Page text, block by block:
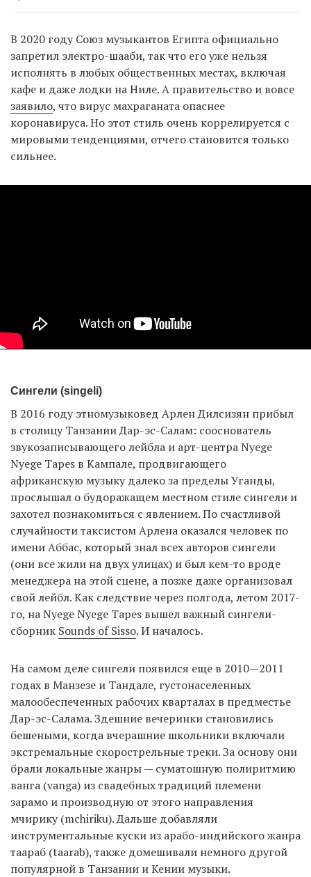
В 2020 году Союз музыкантов Египта официально
запретил электро-шааби, так что его уже нельзя
исполнять в любых общественных местах, включая
кафе и даже лодки на Ниле. А правительство и вовсе
заявило, что вирус махраганата опаснее
коронавируса. Но этот стиль очень коррелируется с
мировыми тенденциями, отчего становится только
сильнее.
Сингели (singeli)
В 2016 году этномузыковед Арлен Дилсизян прибыл
в столицу Танзании Дар-эс-Салам: сооснователь
звукозаписывающего лейбла и арт-центра Nyege
Nyege Tapes в Кампале, продвигающего
африканскую музыку далеко за пределы Уганды,
прослышал о будоражащем местном стиле сингели и
захотел познакомиться с явлением. По счастливой
случайности таксистом Арлена оказался человек по
имени Аббас, который знал всех авторов сингели
(они все жили на двух улицах) и был кем-то вроде
менеджера на этой сцене, а позже даже организовал
свой лейбл. Как следствие через полгода, летом 2017-
го, на Nyege Nyege Tapes вышел важный сингели-
сборник Sounds of Sisso. И началось.
На самом деле сингели появился еще в 2010—2011
годах в Манзезе и Тандале, густонаселенных
малообеспеченных рабочих кварталах в предместье
Дар-эс-Салама. Здешние вечеринки становились
бешеными, когда вчерашние школьники включали
экстремальные скорострельные треки. За основу они
брали локальные жанры — суматошную полиритмию
ванга (vanga) из свадебных традиций племени
зарамо и производную от этого направления
мчирику (mchiriku). Дальше добавляли
инструментальные куски из арабо-индийского жанра
таараб (taarab), также домешивали немного другой
популярной в Танзании и Кении музыки.